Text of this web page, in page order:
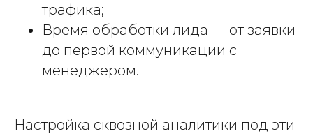
трафика;
Время обработки лида — от заявки
до первой коммуникации с
менеджером.
Настройка сквозной аналитики под эти